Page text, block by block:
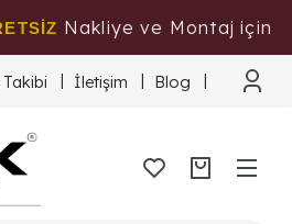
Nakliye ve Montaj için
Tıklayınızİletişim Blog